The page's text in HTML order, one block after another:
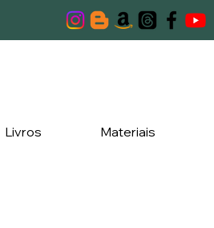
Livros Materiais